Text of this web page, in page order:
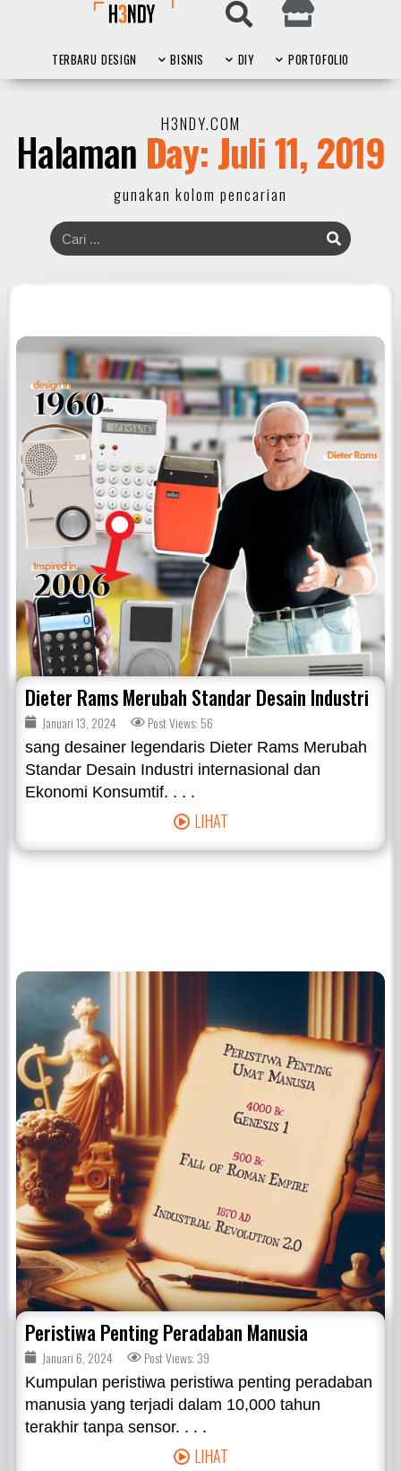
TERBARU DESIGN BISNIS DIY PORTOFOLIO
H3NDY.COM
Halaman Day: Juli 11, 2019
gunakan kolom pencarian
Dieter Rams Merubah Standar Desain Industri
Januari 13, 2024 Post Views: 56
sang desainer legendaris Dieter Rams Merubah
Standar Desain Industri internasional dan
Ekonomi Konsumtif. . . .
LIHAT
Peristiwa Penting Peradaban Manusia
Januari 6, 2024 Post Views: 39
Kumpulan peristiwa peristiwa penting peradaban
manusia yang terjadi dalam 10,000 tahun
terakhir tanpa sensor. . . .
LIHAT